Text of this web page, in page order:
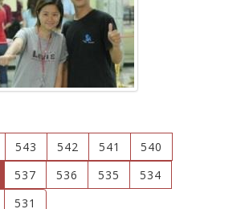
543 542 541
540
(current)
537 536 535
534
531